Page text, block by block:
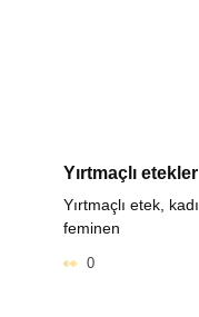
Yırtmaçlı etekler
Yırtmaçlı etek,
feminen
0